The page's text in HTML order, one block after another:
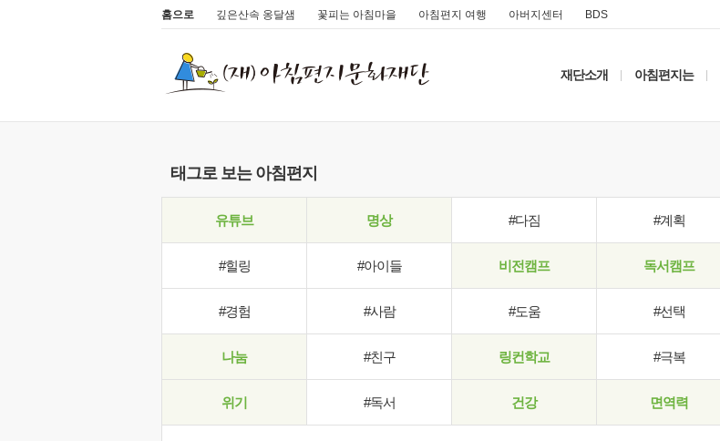
홈으로 깊은산속 옹달샘 꽃피는 아침마을 아침편지 여행 아버지센터 BDS
재단소개 아침편지는
태그로 보는 아침편지
유튜브 명상 #다짐 #계획
#힐링 #아이들 비전캠프 독서캠프
#경험 #사람 #도움 #선택
나눔 #친구 링컨학교 #극복
위기 #독서 건강 면역력